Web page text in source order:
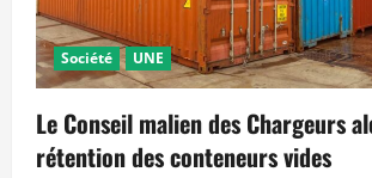
Société UNE
Le Conseil malien des Chargeurs
rétention des conteneurs vides